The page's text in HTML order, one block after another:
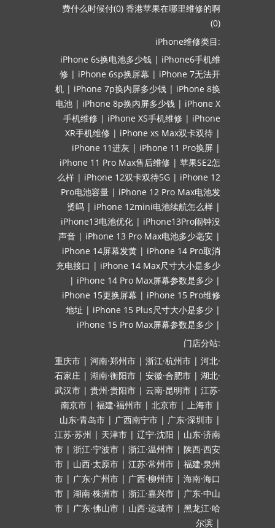
费什么时候付(0) 香港苹果在哪里维修的啊
(0)
iPhone维修类目:
iPhone 6s换电池多少钱 | iPhone6手机维
修 | iPhone 6sp换屏幕 | iPhone 7无法开
机 | iPhone 7p换内屏多少钱 | iPhone 8换
电池 | iPhone 8p换内屏多少钱 | iPhone X
手机维修 | iPhone XS手机维修 | iPhone
XR手机维修 | iPhone xs Max双卡双待 |
iPhone 11进灰 | iPhone 11 Pro换屏 |
iPhone 11 Pro Max售后维修 | 苹果SE2怎
么样 | iPhone 12双卡双待5G | iPhone 12
Pro电池容量 | iPhone 12 Pro Max电池发
烫吗 | iPhone 12mini电池续航怎么样 |
iPhone13电池优化 | iPhone13Pro闹钟没
声音 | iPhone 13 Pro Max电池多少毫安 |
iPhone 14屏幕发黄 | iPhone 14 Pro取消
充电接口 | iPhone 14 Max尺寸大小是多少
| iPhone 14 Pro Max屏幕参数是多少 |
iPhone 15更换屏幕 | iPhone 15 Pro维修
地址 | iPhone 15 Plus尺寸大小是多少 |
iPhone 15 Pro Max屏幕参数是多少 |
门店分站:
重庆市 | 河南·郑州市 | 浙江·杭州市 | 河北·
石家庄 | 湖南·衡阳市 | 安徽·合肥市 | 湖北·
武汉市 | 贵州·贵阳市 | 云南·昆明市 | 江苏·
南京市 | 福建·福州市 | 北京市 | 上海市 |
山东·青岛市 | 广西南宁市 | 广东·深圳市 |
江苏·苏州 | 天津市 | 辽宁·沈阳 | 山东·济南
市 | 浙江·宁波市 | 浙江·温州市 | 陕西·西安
市 | 山西·太原市 | 江苏·常州市 | 福建·泉州
市 | 广东·广州市 | 广西·柳州市 | 海南·海口
市 | 湖南·株洲市 | 浙江·嘉兴市 | 广东·中山
市 | 广东·佛山市 | 山西·运城市 | 黑龙江·哈
尔滨 |